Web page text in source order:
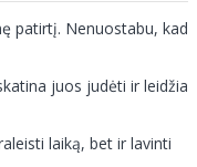
patirtį. Nenuostabu, kad
juos judėti ir leidžia
laiką, bet ir lavinti